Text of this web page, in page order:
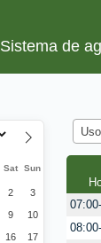
Sistema de
Sat Sun
2 3
9 10
16 17